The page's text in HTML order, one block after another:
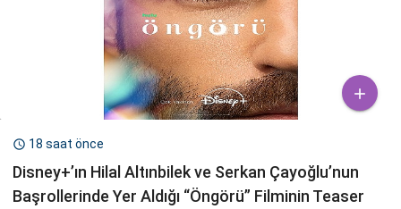

 18 saat önce
Disney+’ın Hilal Altınbilek ve Serkan Çayoğlu’nun
Başrollerinde Yer Aldığı “Öngörü” Filminin Teaser